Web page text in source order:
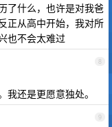
了什么，也许是对我爸
正从高中开始，我对所
也不会太难过
8
还是更愿意独处。
9